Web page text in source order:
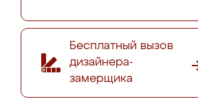
Бесплатный вызов
дизайнера-
замерщика